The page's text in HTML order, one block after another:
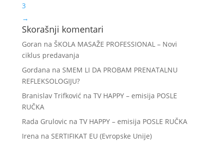
3
→
Skorašnji komentari
Goran na ŠKOLA MASAŽE PROFESSIONAL – Novi
ciklus predavanja
Gordana na SMEM LI DA PROBAM PRENATALNU
REFLEKSOLOGIJU?
Branislav Trifković na TV HAPPY – emisija POSLE
RUČKA
Rada Grulovic na TV HAPPY – emisija POSLE RUČKA
Irena na SERTIFIKAT EU (Evropske Unije)